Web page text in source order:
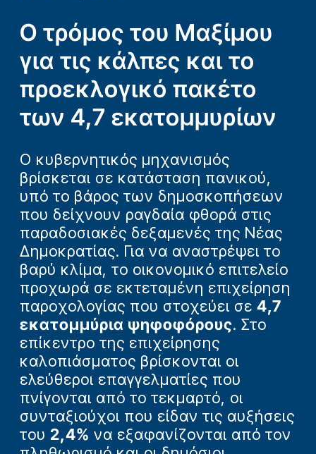
Ο τρόμος του Μαξίμου
για τις κάλπες και το
προεκλογικό πακέτο
των 4,7 εκατομμυρίων
Ο κυβερνητικός μηχανισμός
βρίσκεται σε κατάσταση πανικού,
υπό το βάρος των δημοσκοπήσεων
που δείχνουν ραγδαία φθορά στις
παραδοσιακές δεξαμενές της Νέας
Δημοκρατίας. Για να αναστρέψει το
βαρύ κλίμα, το οικονομικό επιτελείο
προχωρά σε εκτεταμένη επιχείρηση
παροχολογίας που στοχεύει σε 4,7
εκατομμύρια ψηφοφόρους. Στο
επίκεντρο της επιχείρησης
καλοπιάσματος βρίσκονται οι
ελεύθεροι επαγγελματίες που
πνίγονται από το τεκμαρτό, οι
συνταξιούχοι που είδαν τις αυξήσεις
του 2,4% να εξαφανίζονται από τον